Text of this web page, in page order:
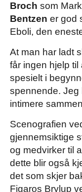
Broch som
Bentzen er god
Eboli, den
At man har ladt
får ingen hjelp
spesielt i
spennende. Jeg
intimere
Scenografien
gjennemsiktige
og medvirker til
dette blir også
det som skjer
Figaros Brylup